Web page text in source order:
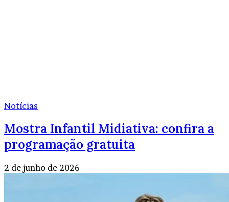
Notícias
Mostra Infantil Midiativa: confira a
programação gratuita
2 de junho de 2026